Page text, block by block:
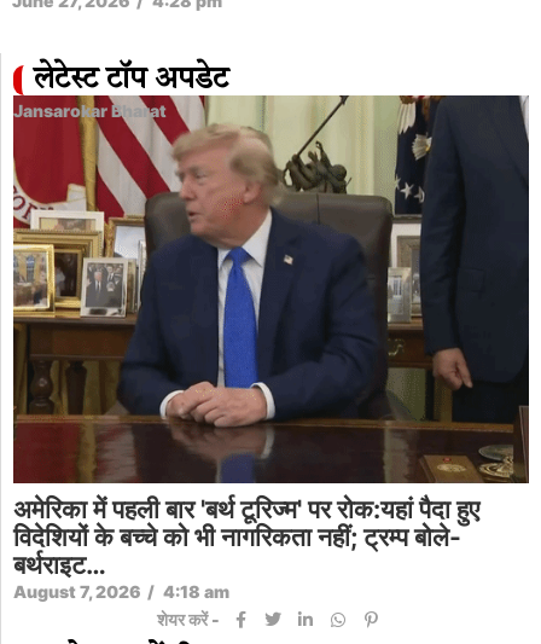
लेटेस्ट टॉप अपडेट
Jansarokar Bharat
अमेरिका में पहली बार 'बर्थ टूरिज्म' पर रोक:यहां पैदा हुए
विदेशियों के बच्चे को भी नागरिकता नहीं; ट्रम्प बोले-
बर्थराइट…
August 7, 2026 / 4:18 am
शेयर करें -